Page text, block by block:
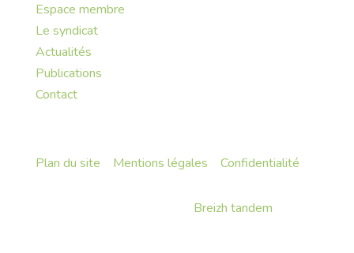
Espace membre
Le syndicat
Actualités
Publications
Contact
Plan du site Mentions légales Confidentialité
Breizh tandem